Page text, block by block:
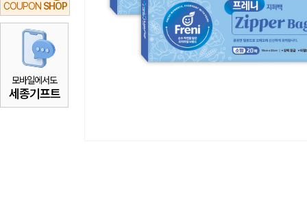
COUPON SHOP
모바일에서도
세종기프트